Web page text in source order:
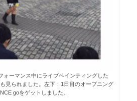
ーマンス中にライブペインティングした
見られました。左下：1日目のオープニング
goをゲットしました。